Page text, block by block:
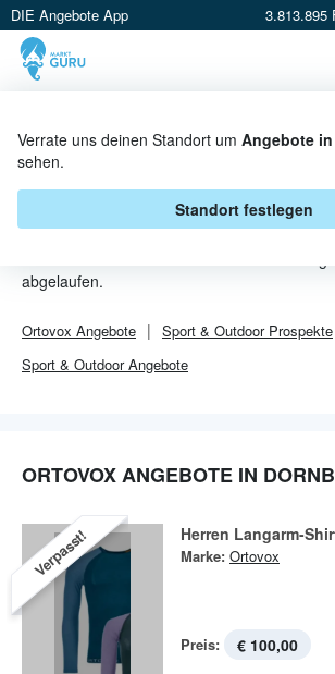
DIE Angebote App 3.813.895
Verrate uns deinen Standort um Angebote
sehen.
Standort festlegen
ORTOVOX ANGEBOTE
abgelaufen.
Ortovox Angebote Sport & OutdoorProspekte
Sport & OutdoorAngebote
ORTOVOX ANGEBOTE IN
Verpasst! Herren Langarm-
Marke: Ortovox
Preis: € 100,00